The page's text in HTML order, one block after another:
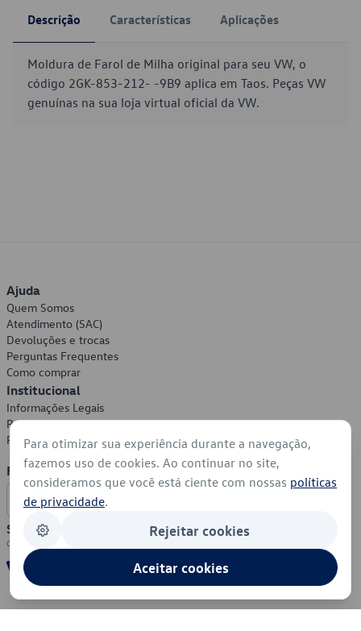
Descrição Características Aplicações
Moldura de Farol de Milha original para seu VW, o
código 2GK-853-212- -9B9 aplica em Taos. Peças VW
genuínas na sua loja virtual oficial da VW.
Ajuda
Quem Somos
Atendimento (SAC)
Devoluções e trocas
Perguntas Frequentes
Como comprar
Institucional
Informações Legais
Política de Privacidade
Política de Cookies
Formas de Pagamento
Segurança
Para otimizar sua experiência durante a navegação,
fazemos uso de cookies. Ao continuar no site,
consideramos que você está ciente com nossas políticas
de privacidade.
Rejeitar cookies
Aceitar cookies